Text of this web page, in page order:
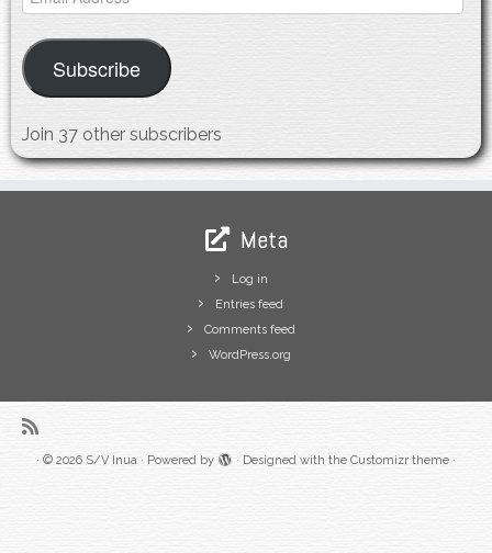
Address
Subscribe
Join 37 other subscribers
Meta
Log in
Entries feed
Comments feed
WordPress.org
· © 2026 S/V Inua · Powered by · Designed with the Customizr theme ·